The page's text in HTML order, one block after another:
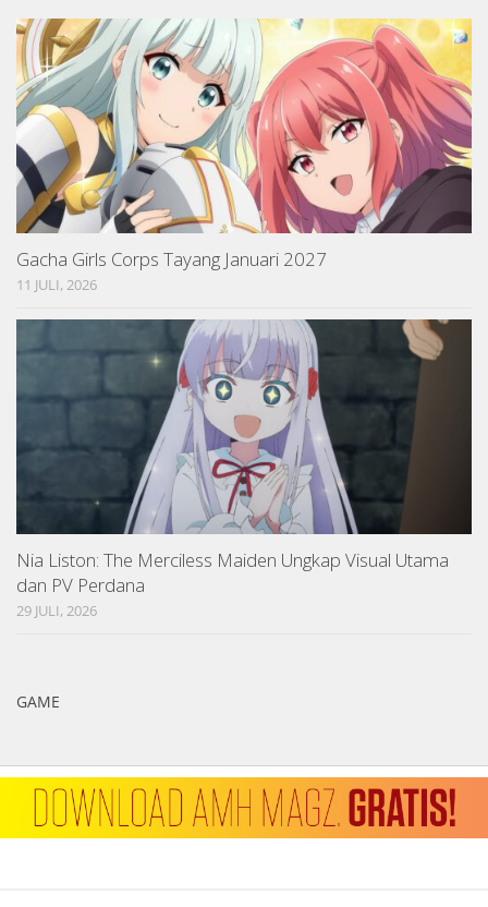
Gacha Girls Corps Tayang Januari 2027
11 JULI, 2026
Nia Liston: The Merciless Maiden Ungkap Visual Utama
dan PV Perdana
29 JULI, 2026
GAME